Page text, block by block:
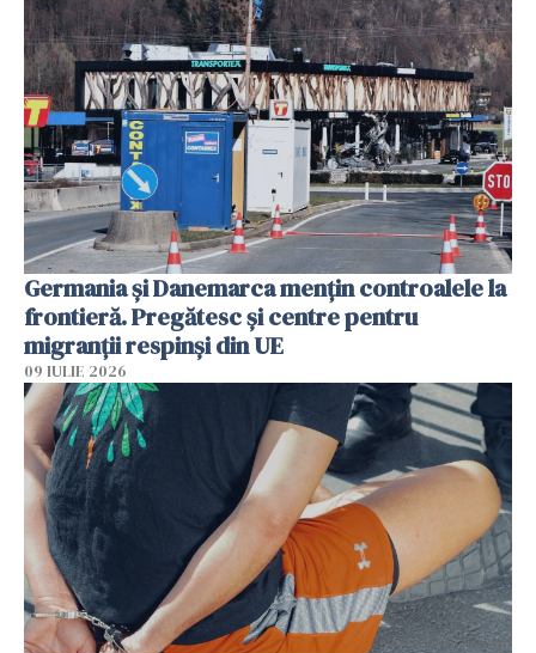
Germania și Danemarca mențin controalele la
frontieră. Pregătesc și centre pentru
migranții respinși din UE
09 IULIE 2026